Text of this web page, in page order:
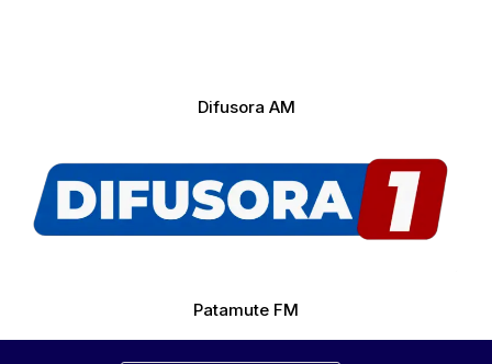
Difusora AM
Patamute FM